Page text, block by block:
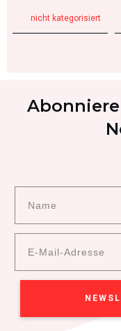
nicht kategorisiert